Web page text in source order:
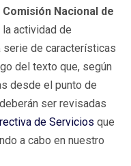
Comisión Nacional de
actividad de
serie de características
del texto que, según
desde el punto de
ser revisadas
de Servicios que
a cabo en nuestro